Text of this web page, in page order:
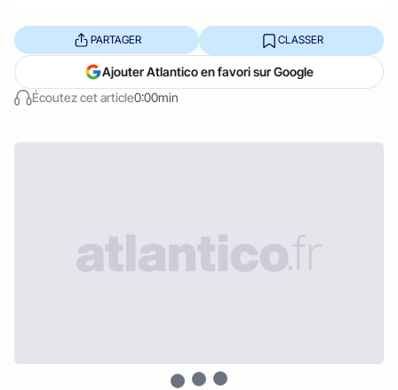
Écoutez cet article0:00min
PARTAGER CLASSER
Ajouter Atlantico en favori sur Google